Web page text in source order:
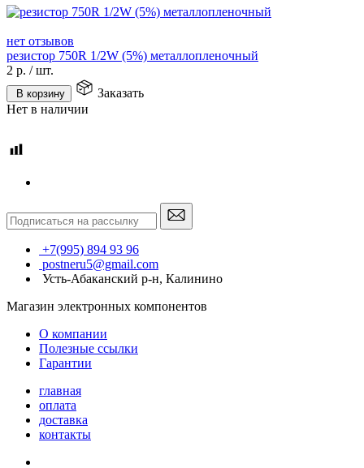
нет отзывов
резистор 750R 1/2W (5%) металлопленочный
2 р. /шт.
В корзину
Заказать
Нет в наличии
+7(995) 894 93 96
postneru5@gmail.com
Усть-Абаканский р-н, Калинино
Магазин электронных компонентов
О компании
Полезные ссылки
Гарантии
главная
оплата
доставка
контакты